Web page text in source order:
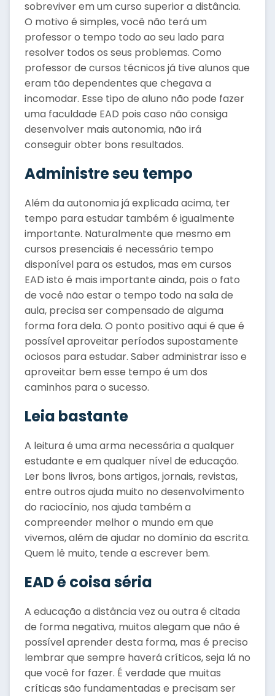
sobreviver em um curso superior a distância.
O motivo é simples, você não terá um
professor o tempo todo ao seu lado para
resolver todos os seus problemas. Como
professor de cursos técnicos já tive alunos que
eram tão dependentes que chegava a
incomodar. Esse tipo de aluno não pode fazer
uma faculdade EAD pois caso não consiga
desenvolver mais autonomia, não irá
conseguir obter bons resultados.
Administre seu tempo
Além da autonomia já explicada acima, ter
tempo para estudar também é igualmente
importante. Naturalmente que mesmo em
cursos presenciais é necessário tempo
disponível para os estudos, mas em cursos
EAD isto é mais importante ainda, pois o fato
de você não estar o tempo todo na sala de
aula, precisa ser compensado de alguma
forma fora dela. O ponto positivo aqui é que é
possível aproveitar períodos supostamente
ociosos para estudar. Saber administrar isso e
aproveitar bem esse tempo é um dos
caminhos para o sucesso.
Leia bastante
A leitura é uma arma necessária a qualquer
estudante e em qualquer nível de educação.
Ler bons livros, bons artigos, jornais, revistas,
entre outros ajuda muito no desenvolvimento
do raciocínio, nos ajuda também a
compreender melhor o mundo em que
vivemos, além de ajudar no domínio da escrita.
Quem lê muito, tende a escrever bem.
EAD é coisa séria
A educação a distância vez ou outra é citada
de forma negativa, muitos alegam que não é
possível aprender desta forma, mas é preciso
lembrar que sempre haverá críticos, seja lá no
que você for fazer. É verdade que muitas
críticas são fundamentadas e precisam ser